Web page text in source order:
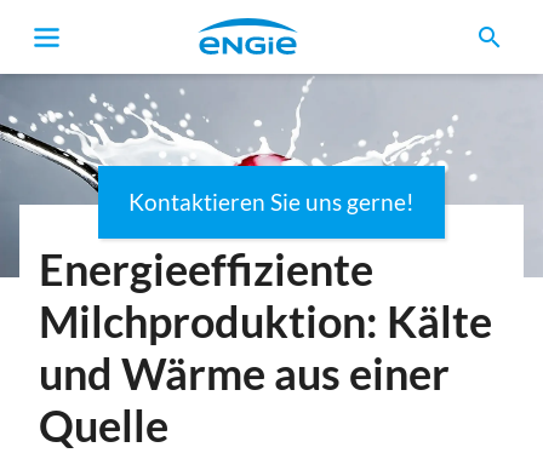
search
Kontaktieren Sie uns gerne!
Pfadnavigation
Energieeffiziente
Milchproduktion: Kälte
und Wärme aus einer
Quelle